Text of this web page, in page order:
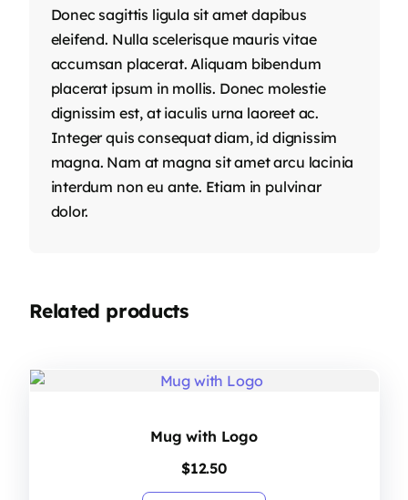
Donec sagittis ligula sit amet dapibus
eleifend. Nulla scelerisque mauris vitae
accumsan placerat. Aliquam bibendum
placerat ipsum in mollis. Donec molestie
dignissim est, at iaculis urna laoreet ac.
Integer quis consequat diam, id dignissim
magna. Nam at magna sit amet arcu lacinia
interdum non eu ante. Etiam in pulvinar
dolor.
Related products
Mug with Logo
$12.50